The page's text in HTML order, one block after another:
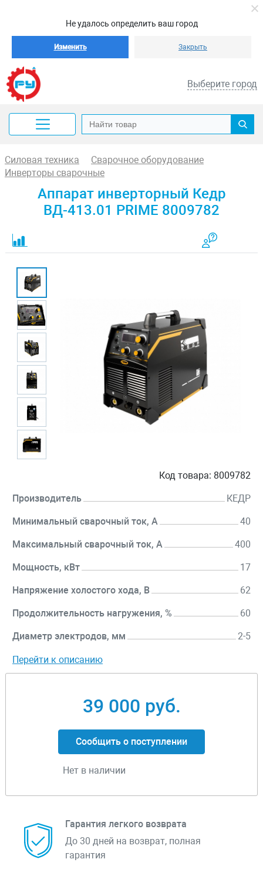
Не удалось определить ваш город
Изменить Закрыть
Выберите город
Силовая техника
Сварочное оборудование
Инверторы сварочные
Аппарат инверторный Кедр
ВД-413.01 PRIME 8009782
Код товара: 8009782
Производитель КЕДР
Минимальный сварочный ток, А 40
Максимальный сварочный ток, А 400
Мощность, кВт 17
Напряжение холостого хода, В 62
Продолжительность нагружения, % 60
Диаметр электродов, мм 2-5
Перейти к описанию
39 000 руб.
Сообщить о поступлении
Нет в наличии
Гарантия легкого возврата
До 30 дней на возврат, полная
гарантия